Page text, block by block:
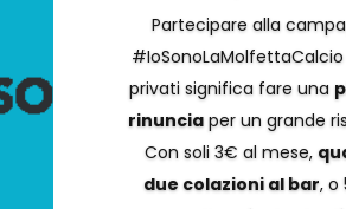
Partecipare alla
privati significa fare una
rinuncia per un grande
Con soli 3€ al mese,
due colazioni al bar, o